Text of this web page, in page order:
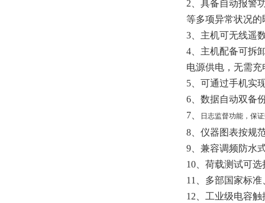
2、具备自动报警
等多项异常状况
3、主机可无线遥
4、主机配备可拆
电源供电，无需充
5、可通过手机实
6、数据自动双备
7、
日志监督功能，保
8、仪器图表按规
9、兼容调频防水
10、荷载测试可
11、多部国家标
12、工业级电容